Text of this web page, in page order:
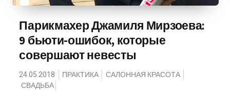
Парикмахер Джамиля Мирзоева:
9 бьюти-ошибок, которые
совершают невесты
24.05.2018 ПРАКТИКА
САЛОННАЯ КРАСОТА
СВАДЬБА